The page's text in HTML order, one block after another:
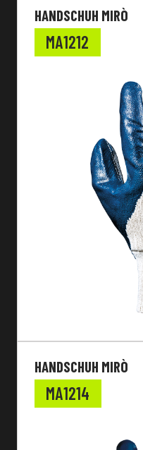
HANDSCHUH MIRÒ
MA1212
HANDSCHUH MIRÒ
MA1214